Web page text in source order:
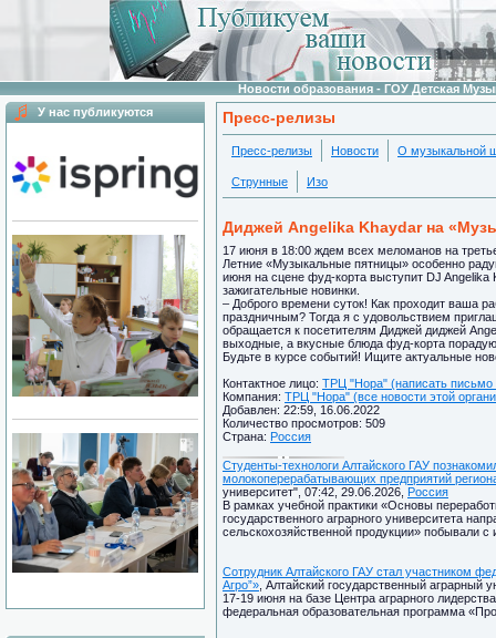
Новости образования - ГОУ Детская
У нас публикуются
Пресс-релизы
Пресс-релизы Новости О музыкальной
Струнные Изо
Диджей Angelika Khaydar на
17 июня в 18:00 ждем всех меломанов на
Летние «Музыкальные пятницы» особенно
июня на сцене фуд-корта выступит DJ
зажигательные новинки.
– Доброго времени суток! Как проходит ваша
праздничным? Тогда я с удовольствием
обращается к посетителям Диджей диджей
выходные, а вкусные блюда фуд-корта
Будьте в курсе событий! Ищите актуальные
Контактное лицо: ТРЦ "Нора" (написать письмо
Компания: ТРЦ "Нора" (все новости этой
Добавлен: 22:59, 16.06.2022
Количество просмотров: 509
Страна: Россия
Студенты-технологи Алтайского ГАУ
молокоперерабатывающих предприятий
университет", 07:42, 29.06.2026, Россия
В рамках учебной практики «Основы
государственного аграрного университета
сельскохозяйственной продукции» побывали
Сотрудник Алтайского ГАУ стал участником
Агро”» , Алтайский государственный аграрный
17-19 июня на базе Центра аграрного
федеральная образовательная программа